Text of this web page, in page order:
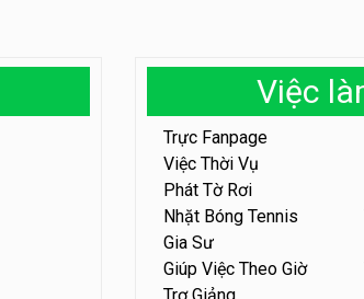
Việc
Trực Fanpage
Việc Thời Vụ
Phát Tờ Rơi
Nhặt Bóng Tennis
Gia Sư
Giúp Việc Theo Giờ